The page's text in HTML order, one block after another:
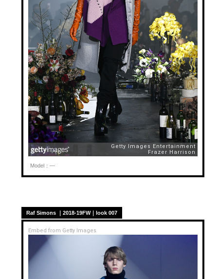
Model：—
Raf Simons ｜2018-19FW｜look 007
Embed from Getty Images